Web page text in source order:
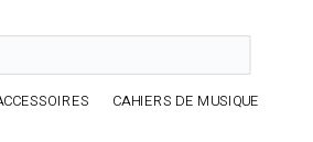
CAHIERS DE MUSIQUE